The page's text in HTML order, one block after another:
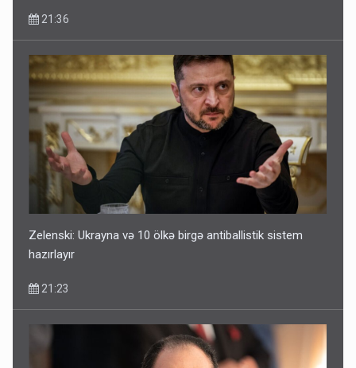
21:36
Zelenski: Ukrayna və 10 ölkə birgə antiballistik sistem
hazırlayır
21:23